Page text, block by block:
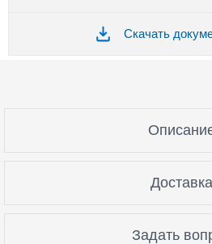
Скачать
Доставка
Задать